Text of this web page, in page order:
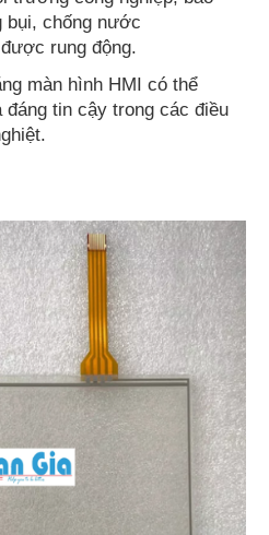
bụi, chống nước
rung động.
màn hình HMI có thể
đáng tin cậy trong các điều